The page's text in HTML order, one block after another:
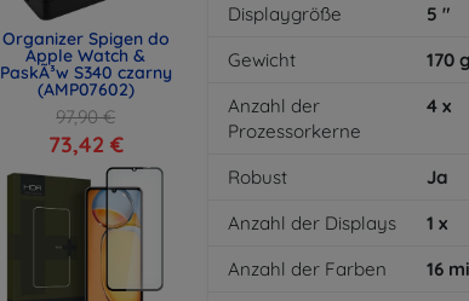
Organizer Spigen do
Apple Watch &
PaskÃ³w S340 czarny
(AMP07602)
97,90 €
73,42 €
Displaygröße
5 "
Gewicht
170 g
Anzahl der
Prozessorkerne
4 x
Robust
Ja
Anzahl der Displays
1 x
Anzahl der Farben
16